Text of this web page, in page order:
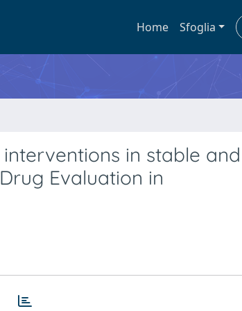
Home Sfoglia
in stable and
Evaluation in